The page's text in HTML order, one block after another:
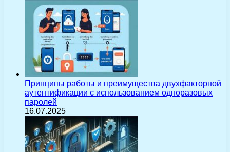
Принципы работы и преимущества двухфакторной
аутентификации с использованием одноразовых
паролей
16.07.2025